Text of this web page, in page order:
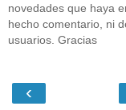
novedades que haya
hecho comentario, ni
usuarios. Gracias
‹